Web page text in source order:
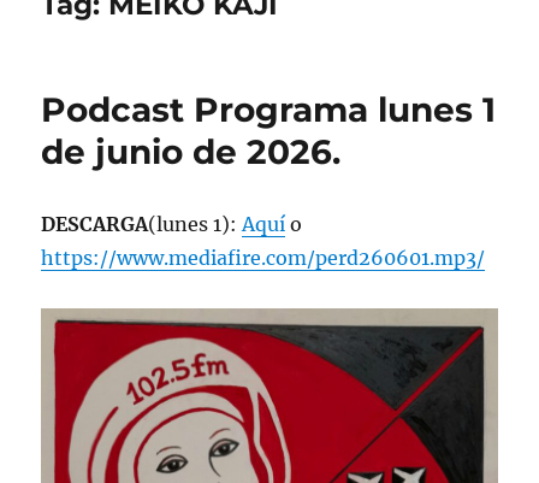
Podcast Programa lunes 1
de junio de 2026.
DESCARGA(lunes 1):Aquí o
https://www.mediafire.com/perd260601.mp3/